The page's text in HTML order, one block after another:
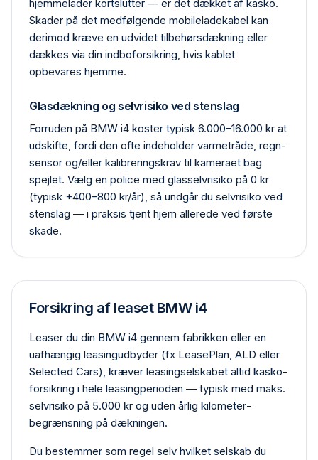
hjemme­lader kortslutter — er det dækket af kasko.
Skader på det medfølgende mobile­ladekabel kan
derimod kræve en udvidet tilbehørs­dækning eller
dækkes via din indbo­forsikring, hvis kablet
opbevares hjemme.
Glasdækning og selvrisiko ved stenslag
Forruden på BMW i4 koster typisk 6.000–16.000 kr at
udskifte, fordi den ofte indeholder varmetråde, regn­
sensor og/eller kalibrerings­krav til kameraet bag
spejlet. Vælg en police med glas­selvrisiko på 0 kr
(typisk +400–800 kr/år), så undgår du selvrisiko ved
stenslag — i praksis tjent hjem allerede ved første
skade.
Forsikring af leaset BMW i4
Leaser du din BMW i4 gennem fabrikken eller en
uafhængig leasing­udbyder (fx LeasePlan, ALD eller
Selected Cars), kræver leasing­selskabet altid kasko­
forsikring i hele leasing­perioden — typisk med maks.
selvrisiko på 5.000 kr og uden årlig kilometer­
begrænsning på dækningen.
Du bestemmer som regel selv hvilket selskab du